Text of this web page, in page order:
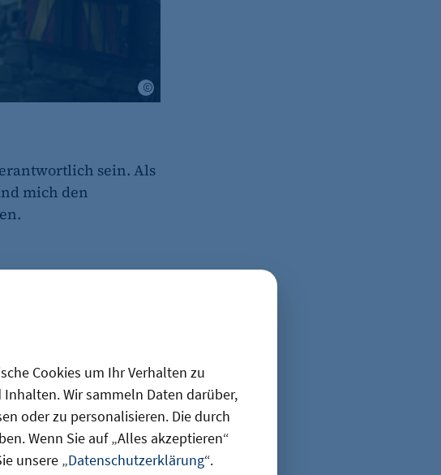
Cookies um Ihr Verhalten zu
Wir sammeln Daten darüber,
oder zu personalisieren. Die durch
Wenn Sie auf „Alles akzeptieren“
unsere „Datenschutzerklärung“.
sein. Als
mich den
Ausstellung zu
die
des